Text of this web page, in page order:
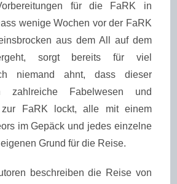
für die FaRK in
wenige Wochen vor der FaRK
aus dem All auf dem
sorgt bereits für viel
niemand ahnt, dass dieser
zahlreiche Fabelwesen und
zur FaRK lockt, alle mit einem
im Gepäck und jedes einzelne
Grund für die Reise.
beschreiben die Reise von